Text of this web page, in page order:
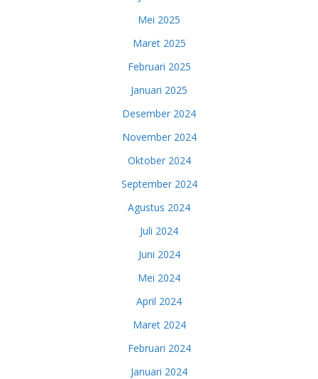
Mei 2025
Maret 2025
Februari 2025
Januari 2025
Desember 2024
November 2024
Oktober 2024
September 2024
Agustus 2024
Juli 2024
Juni 2024
Mei 2024
April 2024
Maret 2024
Februari 2024
Januari 2024